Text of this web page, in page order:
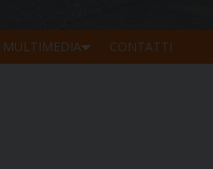
MULTIMEDIA CONTATTI